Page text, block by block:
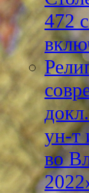
472
ун-т
во